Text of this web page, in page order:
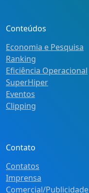
Conteúdos
Economia e Pesquisa
Ranking
Eficiência Operacional
SuperHiper
Eventos
Clipping
Contato
Contatos
Imprensa
Comercial/Publicidade